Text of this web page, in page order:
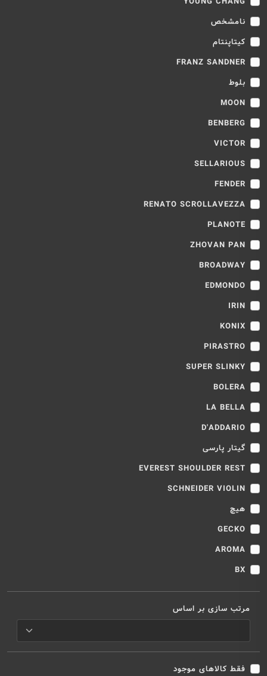
نامشخص
کیتاپنتام
FRANZ SANDNER
بلوط
MOON
BENBERG
VICTOR
SELLARIOUS
FENDER
RENATO SCROLLAVEZZA
PLANOTE
ZHOVAN PAN
BROADWAY
EDMONDO
IRIN
KONIX
PIRASTRO
SUPER SLINKY
BOLERA
LA BELLA
D'ADDARIO
گیتار پارسی
EVEREST SHOULDER REST
SCHNEIDER VIOLIN
هیچ
GECKO
AROMA
BX
مرتب سازی بر اساس
فقط کالاهای موجود